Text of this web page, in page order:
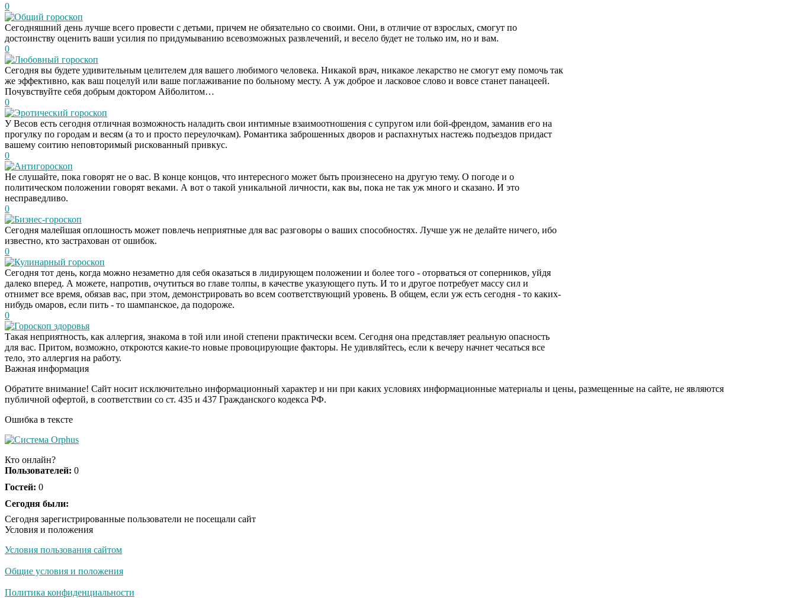
0
Общий гороскоп
Сегодняшний день лучше всего провести с детьми, причем не обязательно со своими. Они, в отличие от взрослых, смогут по
достоинству оценить ваши усилия по придумыванию всевозможных развлечений, и весело будет не только им, но и вам.
0
Любовный гороскоп
Сегодня вы будете удивительным целителем для вашего любимого человека. Никакой врач, никакое лекарство не смогут ему помочь так
же эффективно, как ваш поцелуй или ваше поглаживание по больному месту. А уж доброе и ласковое слово и вовсе станет панацеей.
Почувствуйте себя добрым доктором Айболитом…
0
Эротический гороскоп
У Весов есть сегодня отличная возможность наладить свои интимные взаимоотношения с супругом или бой-френдом, заманив его на
прогулку по городам и весям (а то и просто переулочкам). Романтика заброшенных дворов и распахнутых настежь подъездов придаст
вашему соитию неповторимый рискованный привкус.
0
Антигороскоп
Не слушайте, пока говорят не о вас. В конце концов, что интересного может быть произнесено на другую тему. О погоде и о
политическом положении говорят веками. А вот о такой уникальной личности, как вы, пока не так уж много и сказано. И это
несправедливо.
0
Бизнес-гороскоп
Сегодня малейшая оплошность может повлечь неприятные для вас разговоры о ваших способностях. Лучше уж не делайте ничего, ибо
известно, кто застрахован от ошибок.
0
Кулинарный гороскоп
Сегодня тот день, когда можно незаметно для себя оказаться в лидирующем положении и более того - оторваться от соперников, уйдя
далеко вперед. А можете, напротив, очутиться во главе толпы, в качестве указующего путь. И то и другое потребует массу сил и
отнимет все время, обязав вас, при этом, демонстрировать во всем соответствующий уровень. В общем, если уж есть сегодня - то каких-
нибудь омаров, если пить - то шампанское, да подороже.
0
Гороскоп здоровья
Такая неприятность, как аллергия, знакома в той или иной степени практически всем. Сегодня она представляет реальную опасность
для вас. Притом, возможно, откроются какие-то новые провоцирующие факторы. Не удивляйтесь, если к вечеру начнет чесаться все
тело, это аллергия на работу.
Важная информация
Обратите внимание! Сайт носит исключительно информационный характер и ни при каких условиях информационные материалы и цены, размещенные на сайте, не являются
публичной офертой, в соответствии со ст. 435 и 437 Гражданского кодекса РФ.
Ошибка в тексте
Кто онлайн?
Пользователей: 0
Гостей: 0
Сегодня были:
Сегодня зарегистрированные пользователи не посещали сайт
Условия и положения
Условия пользования сайтом
Общие условия и положения
Политика конфиденциальности